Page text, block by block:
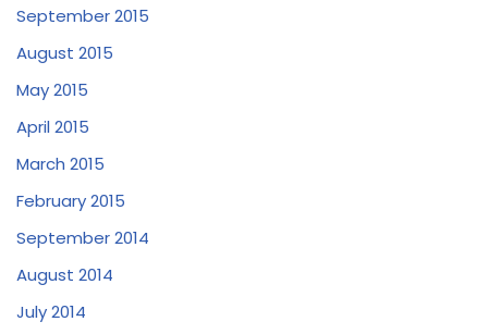
September 2015
August 2015
May 2015
April 2015
March 2015
February 2015
September 2014
August 2014
July 2014